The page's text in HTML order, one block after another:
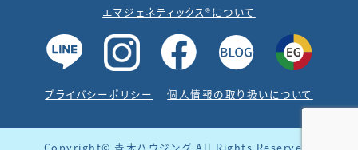
エマジェネティックス®について
プライバシーポリシー 個人情報の取り扱いについて
Copyright© 青木ハウジング All Rights Reserved.